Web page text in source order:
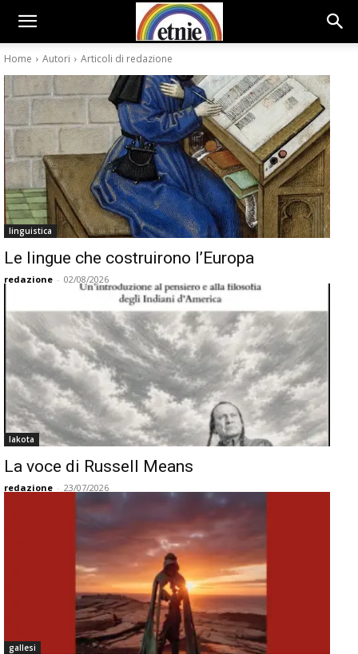
Home Autori Articoli di redazione
linguistica
Le lingue che costruirono l’Europa
redazione - 02/08/2026
lakota
La voce di Russell Means
redazione - 23/07/2026
gallesi